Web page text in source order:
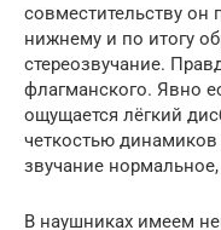
совместительству
нижнему и по итогу
стереозвучание.
флагманского. Явно
ощущается лёгкий
четкостью
звучание
В наушниках имеем